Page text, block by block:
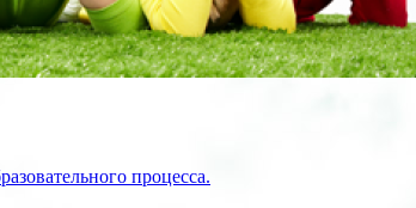
процесса.